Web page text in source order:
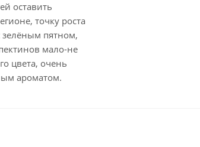
оставить
точку роста
пятном,
мало-не
цвета, очень
ароматом.